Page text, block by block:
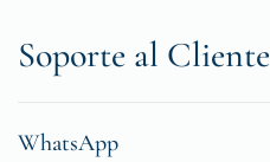
Soporte al Cliente
WhatsApp